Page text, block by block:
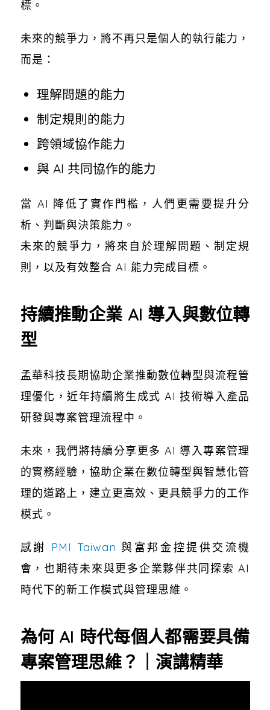
標。
未來的競爭力，將不再只是個人的執行能力，
而是：
理解問題的能力
制定規則的能力
跨領域協作能力
與 AI 共同協作的能力
當 AI 降低了實作門檻，人們更需要提升分
析、判斷與決策能力。
未來的競爭力，將來自於理解問題、制定規
則，以及有效整合 AI 能力完成目標。
持續推動企業 AI 導入與數位轉
型
孟華科技長期協助企業推動數位轉型與流程管
理優化，近年持續將生成式 AI 技術導入產品
研發與專案管理流程中。
未來，我們將持續分享更多 AI 導入專案管理
的實務經驗，協助企業在數位轉型與智慧化管
理的道路上，建立更高效、更具競爭力的工作
模式。
感謝 PMI Taiwan 與富邦金控提供交流機
會，也期待未來與更多企業夥伴共同探索 AI
時代下的新工作模式與管理思維。
為何 AI 時代每個人都需要具備
專案管理思維？｜演講精華